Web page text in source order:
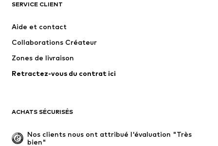
Nouveautés
Lingerie
Manteaux
Jupes
Occasions spéciales
Exclusif
SERVICE CLIENT
Aide et contact
Collaborations Créateur
Zones de livraison
Retractez-vous du contrat ici
ACHATS SÉCURISÉS
Nos clients nous ont attribué l'évaluation "Très
bien"